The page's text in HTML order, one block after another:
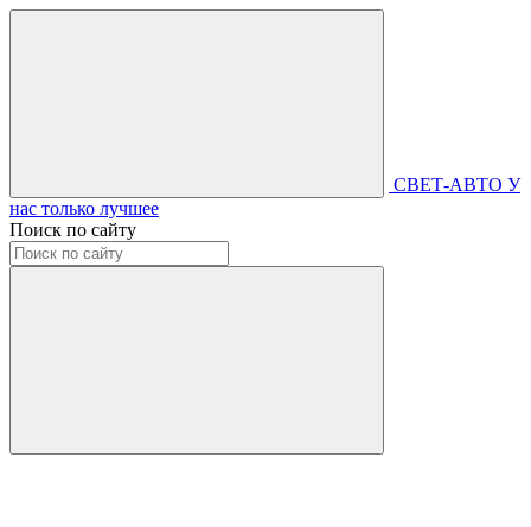
СВЕТ-АВТО У
нас только лучшее
Поиск по сайту